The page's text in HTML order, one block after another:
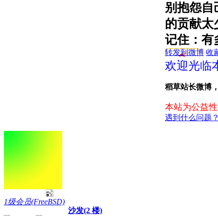
别抱怨自
的贡献太
记住：有
转发到微博 收
欢迎光临
稻草站长微博
本站为公益
遇到什么问题
1级会员(FreeBSD)
沙发(2 楼)